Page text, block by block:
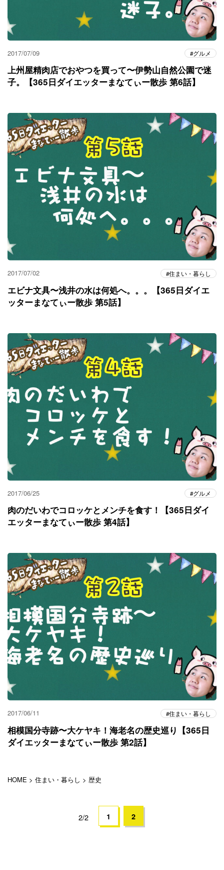
2017/07/09 グルメ
上州屋精肉店でおやつを買って〜伊勢山自然公園で迷
子。【365日ダイエッターまなてぃー散歩 第6話】
2017/07/02 住まい・暮らし
エビナ文具〜浅井の水は何処へ。。。【365日ダイエ
ッターまなてぃー散歩 第5話】
2017/06/25 グルメ
肉のだいわでコロッケとメンチを食す！【365日ダイ
エッターまなてぃー散歩 第4話】
2017/06/11 住まい・暮らし
相模国分寺跡〜大ケヤキ！海老名の歴史巡り【365日
ダイエッターまなてぃー散歩 第2話】
HOME > 住まい・暮らし > 歴史
2/2 1 2